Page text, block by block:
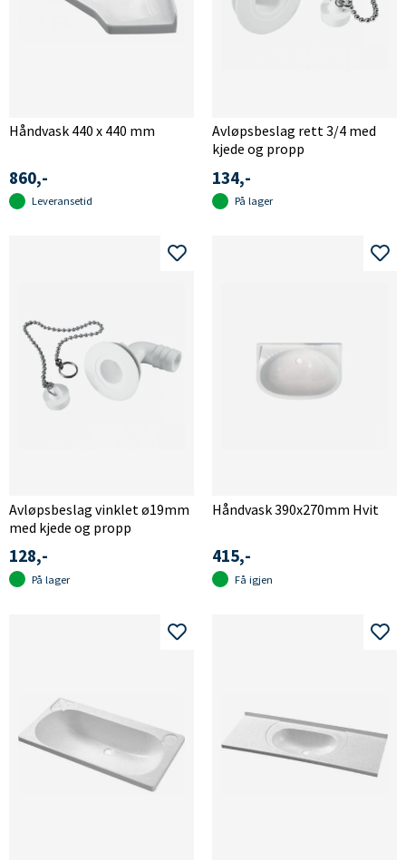
Håndvask 440 x 440 mm
860,-
Leveransetid
Avløpsbeslag rett 3/4 med
kjede og propp
134,-
På lager
Avløpsbeslag vinklet ø19mm
med kjede og propp
128,-
På lager
Håndvask 390x270mm Hvit
415,-
Få igjen